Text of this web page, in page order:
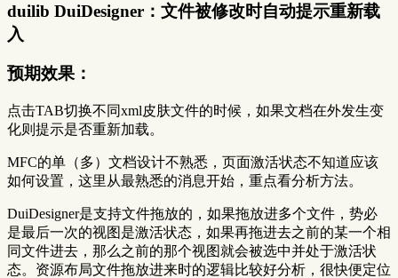
duilib DuiDesigner：文件被修改时自动提示重新载
入
预期效果：
点击TAB切换不同xml皮肤文件的时候，如果文档在外发生变
化则提示是否重新加载。
MFC的单（多）文档设计不熟悉，页面激活状态不知道应该
如何设置，这里从最熟悉的消息开始，重点看分析方法。
DuiDesigner是支持文件拖放的，如果拖放进多个文件，势必
是最后一次的视图是激活状态，如果再拖进去之前的某一个相
同文件进去，那么之前的那个视图就会被选中并处于激活状
态。资源布局文件拖放进来时的逻辑比较好分析，很快便定位